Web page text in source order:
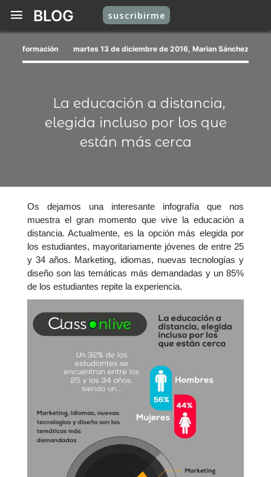
BLOG suscribirme
formación martes 13 de diciembre de 2016, Marian Sánchez
La educación a distancia,
elegida incluso por los que
están más cerca
Os dejamos una interesante infografía que nos
muestra el gran momento que vive la educación a
distancia. Actualmente, es la opción más elegida por
los estudiantes, mayoritariamente jóvenes de entre 25
y 34 años. Marketing, idiomas, nuevas tecnologías y
diseño son las temáticas más demandadas y un 85%
de los estudiantes repite la experiencia.